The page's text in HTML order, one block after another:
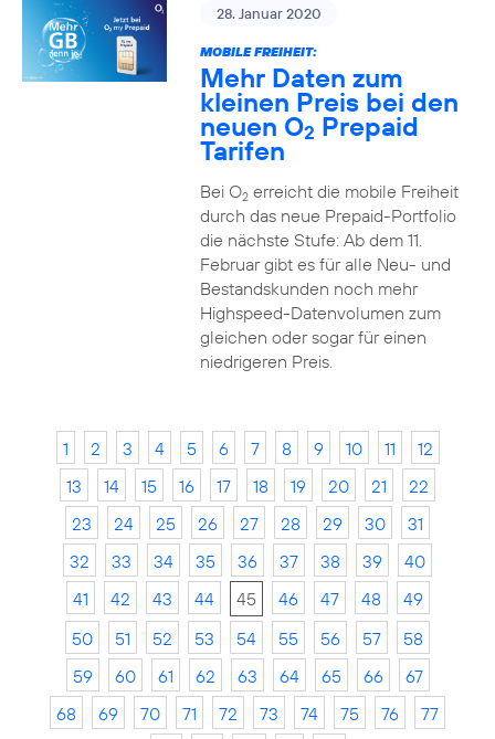
28. Januar 2020
MOBILE FREIHEIT:
Mehr Daten zum
kleinen Preis bei den
neuen O2 Prepaid
Tarifen
Bei O2erreicht die mobile Freiheit
durch das neue Prepaid-Portfolio
die nächste Stufe: Ab dem 11.
Februar gibt es für alle Neu- und
Bestandskunden noch mehr
Highspeed-Datenvolumen zum
gleichen oder sogar für einen
niedrigeren Preis.
1 2 3 4 5 6 7 8 9 10 11
12
13
14 15 16 17 18 19 20 21
22
23
24 25 26 27 28 29 30
31
32
33 34 35 36 37 38 39
40
41
42 43 44 45 46 47 48
49
50
51 52 53 54 55 56 57
58
59
60 61 62 63 64 65 66
67
68
69 70 71 72 73 74 75 76
77